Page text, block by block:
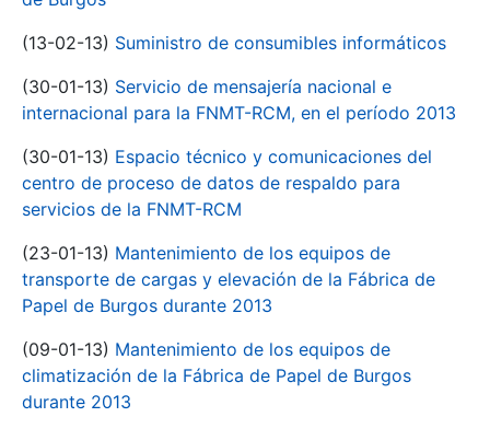
(13-02-13) Suministro de consumibles informáticos
(30-01-13) Servicio de mensajería nacional e
internacional para la FNMT-RCM, en el período 2013
(30-01-13) Espacio técnico y comunicaciones del
centro de proceso de datos de respaldo para
servicios de la FNMT-RCM
(23-01-13) Mantenimiento de los equipos de
transporte de cargas y elevación de la Fábrica de
Papel de Burgos durante 2013
(09-01-13) Mantenimiento de los equipos de
climatización de la Fábrica de Papel de Burgos
durante 2013